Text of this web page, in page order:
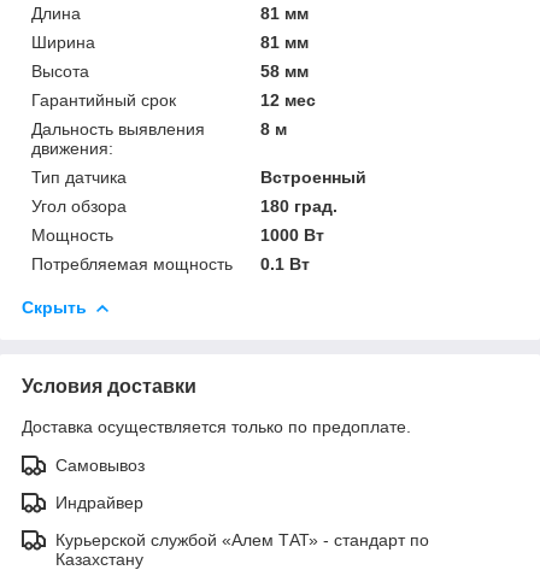
Длина
81 мм
Ширина
81 мм
Высота
58 мм
Гарантийный срок
12 мес
Дальность выявления
движения:
8 м
Тип датчика
Встроенный
Угол обзора
180 град.
Мощность
1000 Вт
Потребляемая мощность
0.1 Вт
Скрыть
Условия доставки
Доставка осуществляется только по предоплате.
Самовывоз
Индрайвер
Курьерской службой «Алем ТАТ» - стандарт по
Казахстану